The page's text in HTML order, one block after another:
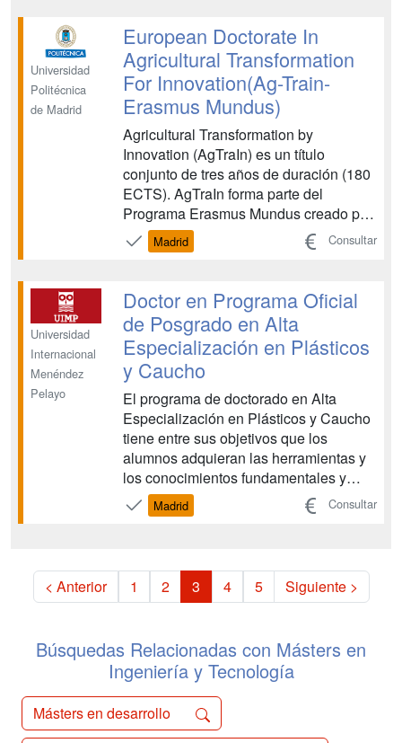
experimentos Módulo 2: Modelización
en Medio Ambiente Asignaturas: Aná...
Universidad
Politécnica
de Madrid
European Doctorate In
Agricultural Transformation
For Innovation(Ag-Train-
Erasmus Mundus)
Agricultural Transformation by
Innovation (AgTraIn) es un título
conjunto de tres años de duración (180
ECTS). AgTraIn forma parte del
Programa Erasmus Mundus creado por
la Unión Europea para mejorar y
promocionar la Educación Superior
principal objetivo del programa es
desarrollar una Escuela Europea de
élite...
Madrid Consultar
Universidad
Internacional
Menéndez
Pelayo
Doctor en Programa Oficial
de Posgrado en Alta
Especialización en Plásticos
y Caucho
El programa de doctorado en Alta
Especialización en Plásticos y Caucho
tiene entre sus objetivos que los
alumnos adquieran las herramientas y
los conocimientos fundamentales y
específicos que permitan su acceso a la
realización experimental de la tesis
implicados en el Máster. ...
Madrid Consultar
< Anterior 1 2 3 4 5 Siguiente >
Búsquedas Relacionadas con Másters en
Ingeniería y Tecnología
Másters en desarrollo